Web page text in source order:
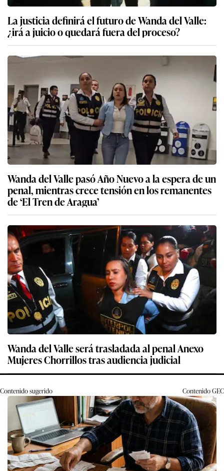
La justicia definirá el futuro de Wanda del Valle:
¿irá a juicio o quedará fuera del proceso?
Wanda del Valle pasó Año Nuevo a la espera de un
penal, mientras crece tensión en los remanentes
de ‘El Tren de Aragua’
Wanda del Valle será trasladada al penal Anexo
Mujeres Chorrillos tras audiencia judicial
Contenido sugerido ContenidoGEC